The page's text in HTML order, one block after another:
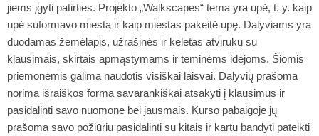
jiems įgyti patirties. Projekto „Walkscapes“ tema yra upė, t. y. kaip
upė suformavo miestą ir kaip miestas pakeitė upę. Dalyviams yra
duodamas žemėlapis, užrašinės ir keletas atvirukų su
klausimais, skirtais apmąstymams ir teminėms idėjoms. Šiomis
priemonėmis galima naudotis visiškai laisvai. Dalyvių prašoma
norima išraiškos forma savarankiškai atsakyti į klausimus ir
pasidalinti savo nuomone bei jausmais. Kurso pabaigoje jų
prašoma savo požiūriu pasidalinti su kitais ir kartu bandyti pateikti